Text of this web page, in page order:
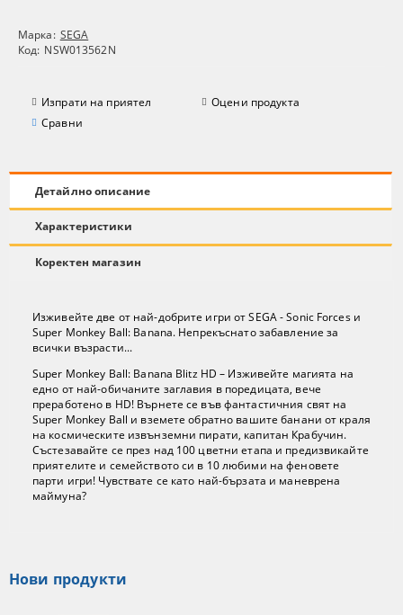
Марка: SEGA
Код: NSW013562N
Изпрати на приятел
Оцени продукта
Сравни
Детайлно описание
Характеристики
Коректен магазин
Изживейте две от най-добрите игри от SEGA - Sonic Forces и
Super Monkey Ball: Banana. Непрекъснато забавление за
всички възрасти...
Super Monkey Ball: Banana Blitz HD – Изживейте магията на
едно от най-обичаните заглавия в поредицата, вече
преработено в HD! Върнете се във фантастичния свят на
Super Monkey Ball и вземете обратно вашите банани от краля
на космическите извънземни пирати, капитан Крабучин.
Състезавайте се през над 100 цветни етапа и предизвикайте
приятелите и семейството си в 10 любими на феновете
парти игри! Чувствате се като най-бързата и маневрена
маймуна?
Нови продукти